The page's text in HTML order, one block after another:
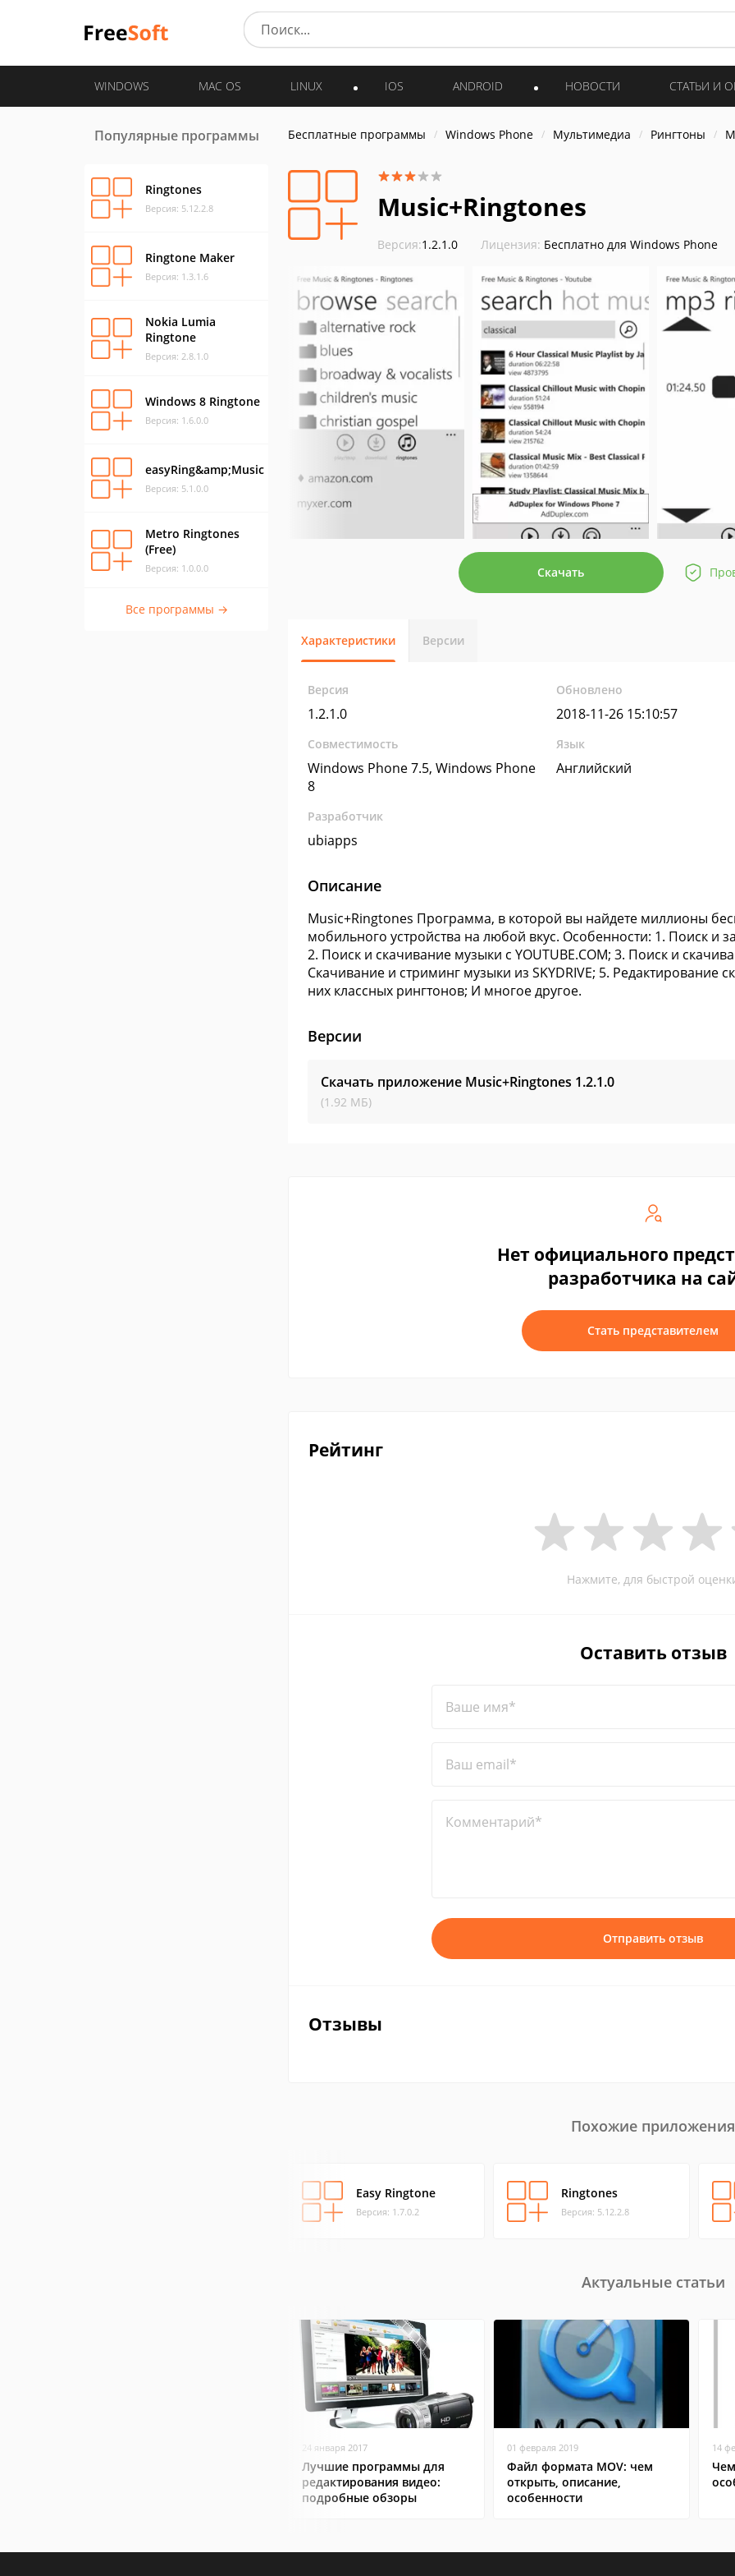
WINDOWS MAC OS LINUX IOS ANDROID НОВОСТИ СТАТЬИ И
Популярные программы
Ringtones
Версия: 5.12.2.8
Ringtone Maker
Версия: 1.3.1.6
Nokia Lumia
Ringtone
Версия: 2.8.1.0
Windows 8 Ringtone
Версия: 1.6.0.0
easyRing&amp;Music
Версия: 5.1.0.0
Metro Ringtones
(Free)
Версия: 1.0.0.0
Все программы →
Бесплатные программы Windows Phone Мультимедиа Рингтоны
Music+Ringtones
Версия:1.2.1.0 Лицензия: Бесплатно для Windows Phone
Скачать
Характеристики Версии
Версия
1.2.1.0
Обновлено
2018-11-26 15:10:57
Совместимость
Windows Phone 7.5, Windows Phone
8
Язык
Английский
Разработчик
ubiapps
Описание
Music+Ringtones Программа, в которой вы найдете миллионы
мобильного устройства на любой вкус. Особенности: 1. Поиск и
2. Поиск и скачивание музыки с YOUTUBE.COM; 3. Поиск и
Скачивание и стриминг музыки из SKYDRIVE; 5. Редактирование
них классных рингтонов; И многое другое.
Версии
Скачать приложение Music+Ringtones 1.2.1.0
(1.92 МБ)
Нет официального
разработчика на
Стать представителем
Рейтинг
Нажмите, для быстрой
Оставить отзыв
Ваше имя*
Ваш email*
Комментарий*
Отправить отзыв
Отзывы
Похожие приложения
Easy Ringtone
Версия: 1.7.0.2
Ringtones
Версия: 5.12.2.8
Актуальные статьи
24 января 2017
Лучшие программы для
редактирования видео:
подробные обзоры
01 февраля 2019
Файл формата MOV: чем
открыть, описание,
особенности
14